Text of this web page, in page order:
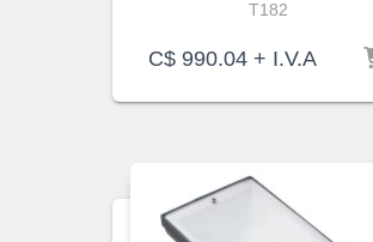
T182
C$ 990.04 + I.V.A